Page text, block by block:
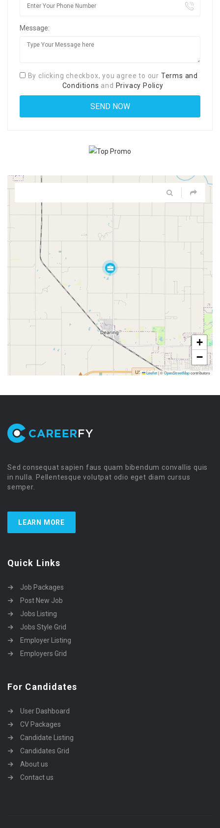
Message:
By clicking checkbox, you agree to our Terms and
Conditions and Privacy Policy
+
−
Leaflet|©OpenStreetMapcontributors
Sed consequat sapien faus quam bibendum convallis quis
in nulla. Pellentesque volutpat odio eget diam cursus
semper.
LEARN MORE
Quick Links
Job Packages
Post New Job
Jobs Listing
Jobs Style Grid
Employer Listing
Employers Grid
For Candidates
User Dashboard
CV Packages
Candidate Listing
Candidates Grid
About us
Contact us